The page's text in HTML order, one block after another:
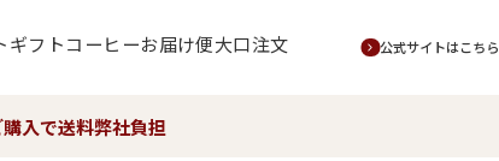
ギフト コーヒーお届け便大口注文 公式サイトはこちら
入で送料弊社負担